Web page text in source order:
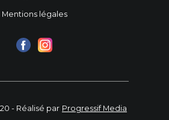
Mentions légales
- Réalisé par Progressif Media